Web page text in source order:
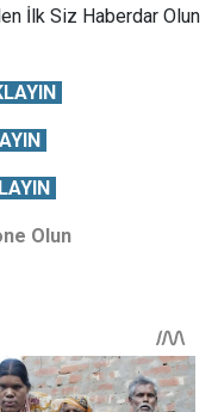
İlk Siz Haberdar Olun
Olun